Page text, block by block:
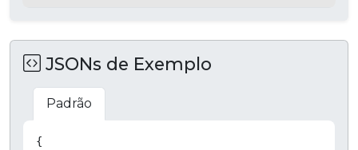
JSONs de Exemplo
Padrão
{